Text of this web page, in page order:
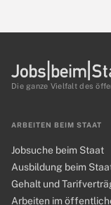
Die ganze Vielfalt des
ARBEITEN BEIM STAAT
Jobsuche beim Staat
Ausbildung beim
Gehalt und
Arbeiten im